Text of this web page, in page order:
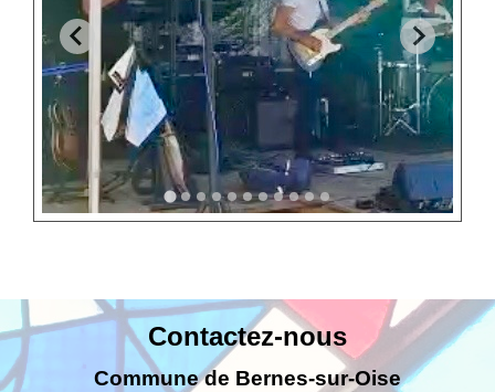
Contactez-nous
Commune de Bernes-sur-Oise